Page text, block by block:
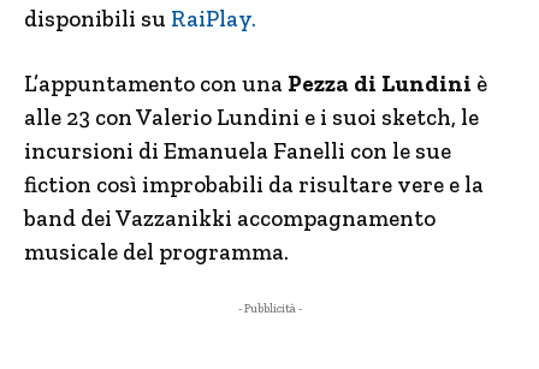
disponibili su RaiPlay.
L’appuntamento con una Pezza di Lundini è
alle 23 con Valerio Lundini e i suoi sketch, le
incursioni di Emanuela Fanelli con le sue
fiction così improbabili da risultare vere e la
band dei Vazzanikki accompagnamento
musicale del programma.
- Pubblicità -